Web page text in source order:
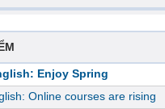
Enjoy Spring
Online courses are rising